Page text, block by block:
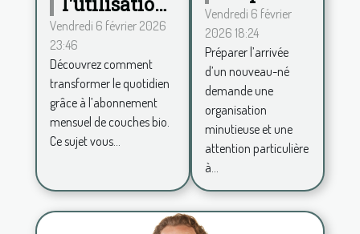
des couches
bio via un
abonnement
mensuel
Vendredi 6 février 2026
23:46
Découvrez comment
transformer le quotidien
grâce à l’abonnement
mensuel de couches bio.
Ce sujet vous...
votre
maison à
l'arrivée
d'un
nouveau-
né?
Vendredi 6 février
2026 18:24
Préparer l’arrivée
d’un nouveau-né
demande une
organisation
minutieuse et une
attention particulière
à...